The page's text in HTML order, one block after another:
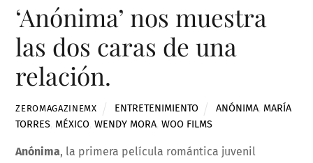
‘Anónima’ nos muestra
las dos caras de una
relación.
ZEROMAGAZINEMX ENTRETENIMIENTO ANÓNIMA MARÍA
TORRES MÉXICO ,WENDY MORA ,WOO FILMS
Anónima, la primera película romántica juvenil